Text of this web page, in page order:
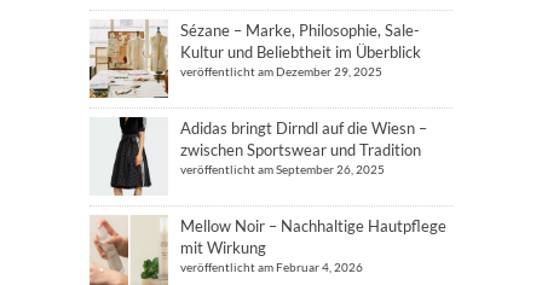
Sézane – Marke, Philosophie, Sale-
Kultur und Beliebtheit im Überblick
veröffentlicht am Dezember 29, 2025
Adidas bringt Dirndl auf die Wiesn –
zwischen Sportswear und Tradition
veröffentlicht am September 26, 2025
Mellow Noir – Nachhaltige Hautpflege
mit Wirkung
veröffentlicht am Februar 4, 2026